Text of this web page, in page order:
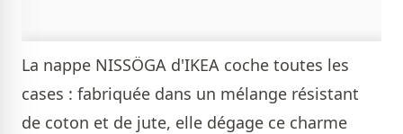
La nappe NISSÖGA d'IKEA coche toutes les
cases : fabriquée dans un mélange résistant
de coton et de jute, elle dégage ce charme